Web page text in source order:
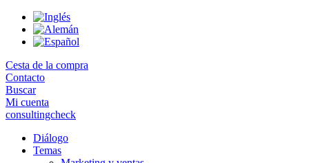
Skip
Cesta de la compra
Contacto
Buscar
Mi cuenta
consultingcheck
Diálogo
Temas